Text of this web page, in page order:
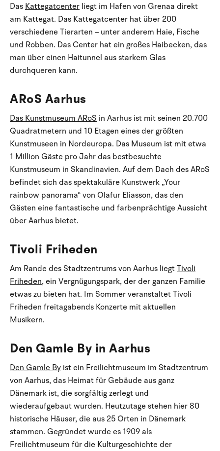
Das Kattegatcenter liegt im Hafen von Grenaa direkt
am Kattegat. Das Kattegatcenter hat über 200
verschiedene Tierarten – unter anderem Haie, Fische
und Robben. Das Center hat ein großes Haibecken, das
man über einen Haitunnel aus starkem Glas
durchqueren kann.
ARoS Aarhus
Das Kunstmuseum ARoS in Aarhus ist mit seinen 20.700
Quadratmetern und 10 Etagen eines der größten
Kunstmuseen in Nordeuropa. Das Museum ist mit etwa
1 Million Gäste pro Jahr das bestbesuchte
Kunstmuseum in Skandinavien. Auf dem Dach des ARoS
befindet sich das spektakuläre Kunstwerk „Your
rainbow panorama“ von Olafur Eliasson, das den
Gästen eine fantastische und farbenprächtige Aussicht
über Aarhus bietet.
Tivoli Friheden
Am Rande des Stadtzentrums von Aarhus liegtTivoli
Friheden, ein Vergnügungspark, der der ganzen Familie
etwas zu bieten hat. Im Sommer veranstaltet Tivoli
Friheden freitagabends Konzerte mit aktuellen
Musikern.
Den Gamle By in Aarhus
Den Gamle By ist ein Freilichtmuseum im Stadtzentrum
von Aarhus, das Heimat für Gebäude aus ganz
Dänemark ist, die sorgfältig zerlegt und
wiederaufgebaut wurden. Heutzutage stehen hier 80
historische Häuser, die aus 25 Orten in Dänemark
stammen. Gegründet wurde es 1909 als
Freilichtmuseum für die Kulturgeschichte der